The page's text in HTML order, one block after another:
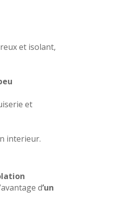
et isolant,
et
interieur.
d’un